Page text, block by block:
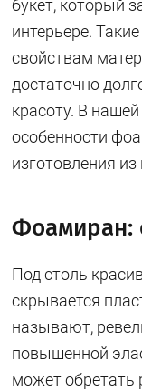
букет, который
интерьере.
свойствам
достаточно
красоту. В
особенности
изготовления
Фоамиран:
Под столь
скрывается
называют,
повышенной
может